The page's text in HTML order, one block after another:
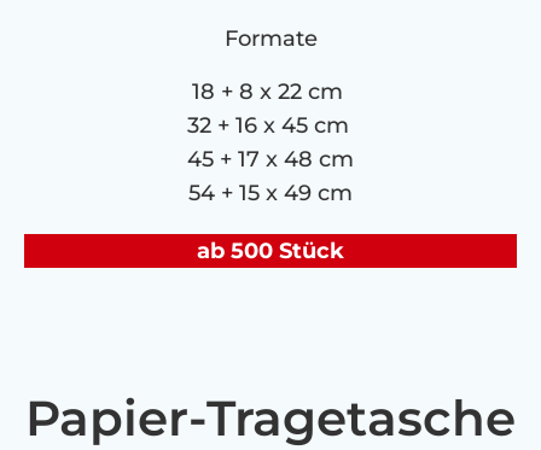
Formate
18 + 8 x 22 cm
32 + 16 x 45 cm
45 + 17 x 48 cm
54 + 15 x 49 cm
ab 500 Stück
Papier-Tragetasche